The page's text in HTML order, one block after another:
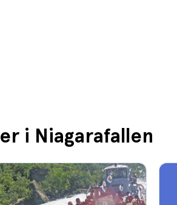
i Niagarafallen